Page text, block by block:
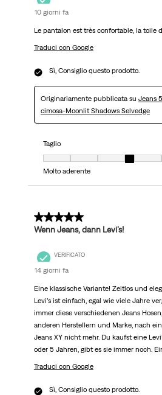
10 giorni fa
Le pantalon est très confortable, la toile
Traduci con Google
Sì, Consiglio questo prodotto.
Originariamente pubblicata su Jeans
cimosa-Moonlit Shadows Selvedge
Taglio
Taglio, 4 su 7, dove 1 è uguale a
Molto aderente
5 su 5 stelle.
Wenn Jeans, dann Levi’s!
VERIFICATO
14 giorni fa
Eine klassische Variante! Zeitlos und
Levi’s ist einfach, egal wie viele Jahre
immer diese verschiedenen Jeans
anderen Herstellern und Marke, nach
Jeans XY nicht mehr. Du kaufst eine
oder 5 Jahren, gibt es sie immer noch.
Traduci con Google
Sì, Consiglio questo prodotto.